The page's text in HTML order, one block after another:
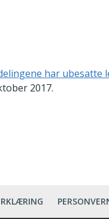
har ubesatte
2017.